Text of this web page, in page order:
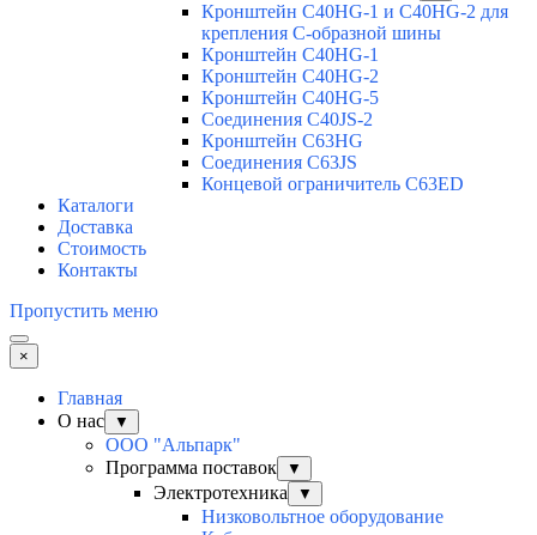
Кронштейн C40HG-1 и C40HG-2 для
крепления С-образной шины
Кронштейн C40HG-1
Кронштейн C40HG-2
Кронштейн C40HG-5
Соединения C40JS-2
Кронштейн C63HG
Соединения C63JS
Концевой ограничитель C63ED
Каталоги
Доставка
Стоимость
Контакты
Пропустить меню
×
Главная
О нас
▼
ООО "Альпарк"
Программа поставок
▼
Электротехника ▼
Низковольтное оборудование